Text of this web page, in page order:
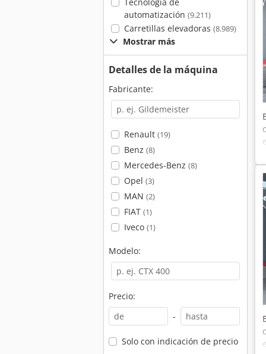
automatización (9.211)
Carretillas elevadoras (8.989)
Mostrar más
Detalles de la máquina
Fabricante:
Renault (19)
Benz (8)
Mercedes-Benz (8)
Opel (3)
MAN (2)
FIAT (1)
Iveco (1)
Modelo:
Precio:
-
Solo con indicación de precio